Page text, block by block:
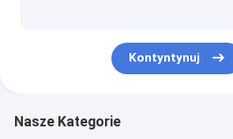
Kontyntynuj
Nasze Kategorie